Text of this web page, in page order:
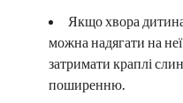
Якщо хвора
можна надягати на
затримати краплі
поширенню.